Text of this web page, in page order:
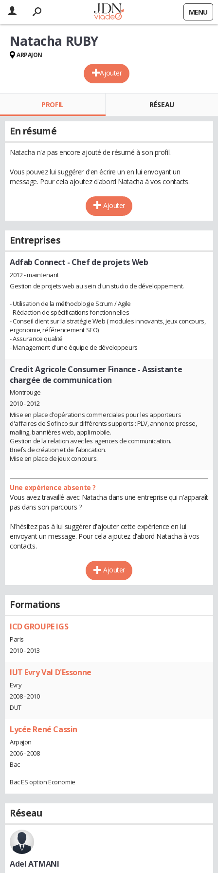
MENU
Ajouter
Natacha RUBY
ARPAJON
PROFIL RÉSEAU
En résumé
Natacha n'a pas encore ajouté de résumé à son profil.
Vous pouvez lui suggérer d'en écrire un en lui envoyant un
message. Pour cela ajoutez d'abord Natacha à vos contacts.
Ajouter
Entreprises
Adfab Connect - Chef de projets Web
2012 - maintenant
Gestion de projets web au sein d'un studio de développement.
- Utilisation de la méthodologie Scrum / Agile
- Rédaction de spécifications fonctionnelles
- Conseil client sur la stratégie Web ( modules innovants, jeux concours,
ergonomie, référencement SEO)
- Assurance qualité
- Management d'une équipe de développeurs
Credit Agricole Consumer Finance - Assistante
chargée de communication
Montrouge
2010 - 2012
Mise en place d'opérations commerciales pour les apporteurs
d'affaires de Sofinco sur différents supports : PLV, annonce presse,
mailing, bannières web, appli mobile.
Gestion de la relation avec les agences de communication.
Briefs de création et de fabrication.
Mise en place de jeux concours.
Une expérience absente ?
Vous avez travaillé avec Natacha dans une entreprise qui n'apparaît
pas dans son parcours ?
N'hésitez pas à lui suggérer d'ajouter cette expérience en lui
envoyant un message. Pour cela ajoutez d'abord Natacha à vos
contacts.
Ajouter
Formations
ICD GROUPE IGS
Paris
2010 - 2013
IUT Evry Val D'Essonne
Evry
2008 - 2010
DUT
Lycée René Cassin
Arpajon
2006 - 2008
Bac
Bac ES option Economie
Réseau
Adel ATMANI